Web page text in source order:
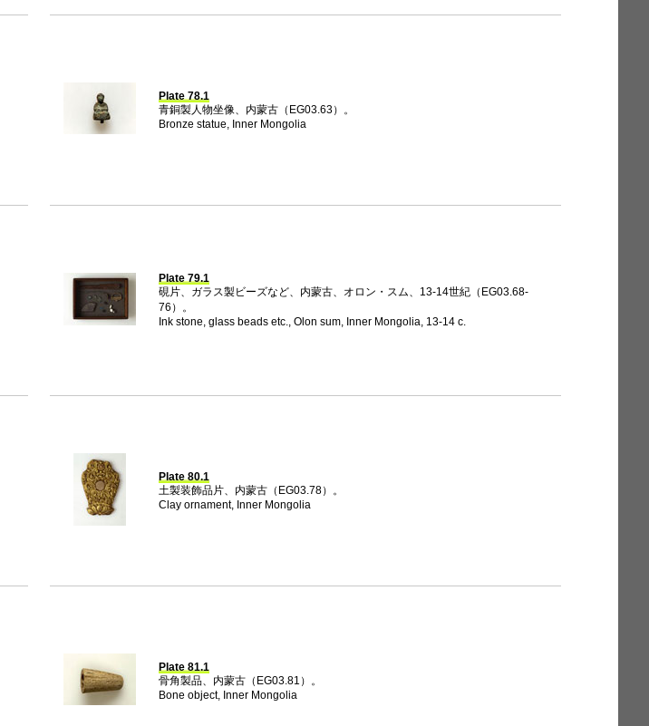
Plate 78.1
青銅製人物坐像、内蒙古（EG03.63）。
Bronze statue, Inner Mongolia
Plate 79.1
硯片、ガラス製ビーズなど、内蒙古、オロン・スム、13-14世紀（EG03.68-
76）。
Ink stone, glass beads etc., Olon sum, Inner Mongolia, 13-14 c.
Plate 80.1
土製装飾品片、内蒙古（EG03.78）。
Clay ornament, Inner Mongolia
Plate 81.1
骨角製品、内蒙古（EG03.81）。
Bone object, Inner Mongolia